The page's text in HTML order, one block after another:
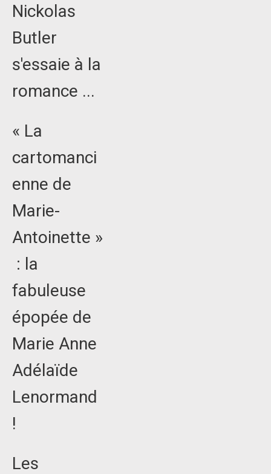
Nickolas
Butler
s'essaie à la
romance ...
« La
cartomanci
enne de
Marie-
Antoinette »
: la
fabuleuse
épopée de
Marie Anne
Adélaïde
Lenormand
!
Les